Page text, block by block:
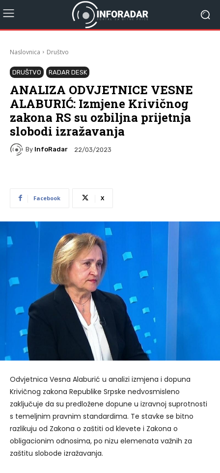
Naslovnica Društvo
DRUŠTVO RADAR DESK
ANALIZA ODVJETNICE VESNE
ALABURIĆ: Izmjene Krivičnog
zakona RS su ozbiljna prijetnja
slobodi izražavanja
By InfoRadar 22/03/2023
Facebook X
Odvjetnica Vesna Alaburić u analizi izmjena i dopuna
Krivičnog zakona Republike Srpske nedvosmisleno
zaključuje da su predložene dopune u izravnoj suprotnosti
s temeljnim pravnim standardima. Te stavke se bitno
razlikuju od Zakona o zaštiti od klevete i Zakona o
obligacionim odnosima, po nizu elemenata važnih za
zaštitu slobode izražavanja.